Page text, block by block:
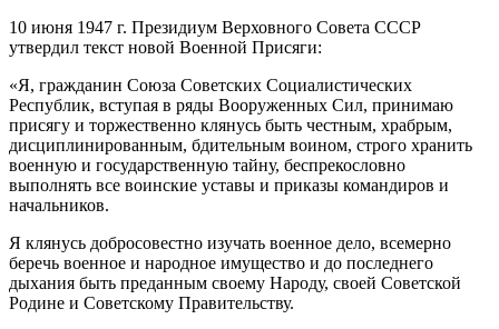
10 июня 1947 г. Президиум Верховного Совета СССР
утвердил текст новой Военной Присяги:
«Я, гражданин Союза Советских Социалистических
Республик, вступая в ряды Вооруженных Сил, принимаю
присягу и торжественно клянусь быть честным, храбрым,
дисциплинированным, бдительным воином, строго хранить
военную и государственную тайну, беспрекословно
выполнять все воинские уставы и приказы командиров и
начальников.
Я клянусь добросовестно изучать военное дело, всемерно
беречь военное и народное имущество и до последнего
дыхания быть преданным своему Народу, своей Советской
Родине и Советскому Правительству.